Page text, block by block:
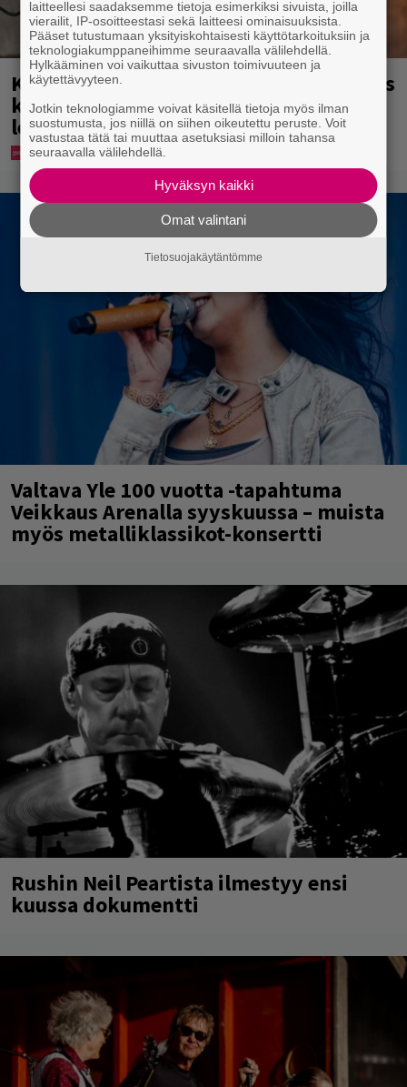
Karita Tykän ja Sami Saikkosen rakkaus
kukoistaa – vähäpukeista hempeilyä ja
leveitä virnistyksiä laiturilla
Valtava Yle 100 vuotta -tapahtuma
Veikkaus Arenalla syyskuussa – muista
myös metalliklassikot-konsertti
Rushin Neil Peartista ilmestyy ensi
kuussa dokumentti
laitteellesi saadaksemme tietoja esimerkiksi sivuista, joilla
vierailit, IP-osoitteestasi sekä laitteesi ominaisuuksista.
Pääset tutustumaan yksityiskohtaisesti käyttötarkoituksiin ja
teknologiakumppaneihimme seuraavalla välilehdellä.
Hylkääminen voi vaikuttaa sivuston toimivuuteen ja
käytettävyyteen.
Jotkin teknologiamme voivat käsitellä tietoja myös ilman
suostumusta, jos niillä on siihen oikeutettu peruste. Voit
vastustaa tätä tai muuttaa asetuksiasi milloin tahansa
seuraavalla välilehdellä.
Hyväksyn kaikki
Omat valintani
Tietosuojakäytäntömme